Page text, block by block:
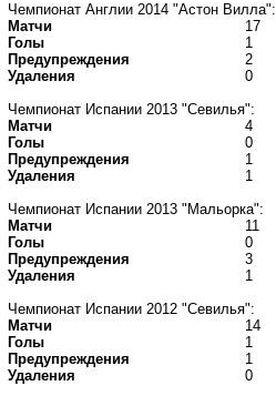
Чемпионат Англии 2014 "Астон Вилла":
Матчи
17
Голы
1
Предупреждения
2
Удаления
0
Чемпионат Испании 2013 "Севилья":
Матчи
4
Голы
0
Предупреждения
1
Удаления
1
Чемпионат Испании 2013 "Мальорка":
Матчи
11
Голы
0
Предупреждения
3
Удаления
1
Чемпионат Испании 2012 "Севилья":
Матчи
14
Голы
1
Предупреждения
1
Удаления
0